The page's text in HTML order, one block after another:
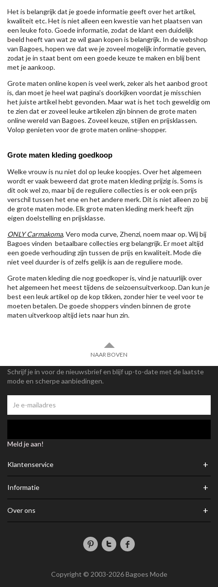
Het is belangrijk dat je goede informatie geeft over het artikel,
kwaliteit etc. Het is niet alleen een kwestie van het plaatsen van
een leuke foto. Goede informatie, zodat de klant een duidelijk
beeld heeft van wat ze wil gaan kopen is belangrijk. In de webshop
van Bagoes, hopen we dat we je zoveel mogelijk informatie geven,
zodat je in staat bent om een goede keuze te maken en blij bent
met je aankoop.
Grote maten online kopen is veel werk, zeker als het aanbod groot
is, dan moet je heel wat pagina's doorkijken voordat je misschien
het juiste artikel hebt gevonden. Maar wat is het toch geweldig om
te zien dat er zoveel leuke artikelen zijn binnen de grote maten
online wereld van Bagoes. Zoveel keuze, stijlen en prijsklassen.
Volop genieten voor de grote maten online-shopper.
Grote maten kleding goedkoop
Welke vrouw is nu niet dol op leuke koopjes. Over het algemeen
wordt er vaak beweerd dat grote maten kleding prijzig is. Soms is
dit ook wel zo, maar bij de reguliere collecties is er ook een prijs
verschil tussen het ene en het andere merk. Dit is niet alleen zo bij
de grote maten mode. Elk grote maten kleding merk heeft zijn
eigen doelstelling en prijsklasse.
ONLY Carmakoma, Vero moda curve, Zhenzi, noem maar op. Wij bij
Bagoes vinden betaalbare collecties erg belangrijk. Er moet altijd
een goede verhouding zijn tussen de prijs en kwaliteit. Mode die
niet veel duurder is of zelfs gelijk is aan de reguliere mode.
Grote maten kleding die nog goedkoper is, vind je natuurlijk over
het algemeen het meest tijdens de seizoensuitverkoop. Dan kun je
best een leuk artikel op de kop tikken, zonder hier te veel voor te
moeten betalen. De goede shoppers vinden binnen de grote
maten uitverkoop altijd iets naar hun zin.
NAAR BOVEN
Schrijf je in voor de nieuwsbrief en blijf up-to-date met de laatste
mode en scherpe aanbiedingen.
Meld je aan!
Klantenservice +
Informatie +
Over ons +
Copyright © 2003-2026 Bagoes Mode